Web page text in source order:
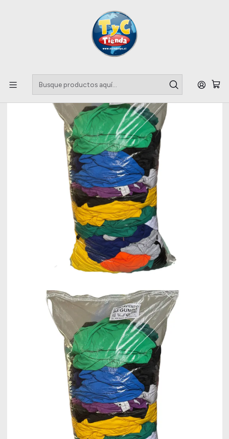
Llegaste a tu Importadora de Fardos !!
Parkas y Chaquetas Fardo Cortavientos Segunda 20kg